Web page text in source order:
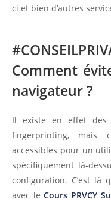
ci et bien d’autres
Comment
navigateur ?
Il existe en effet des
fingerprinting, mais
accessibles pour un
spécifiquement là-
configuration. C’est là
avec leCours PRVCY